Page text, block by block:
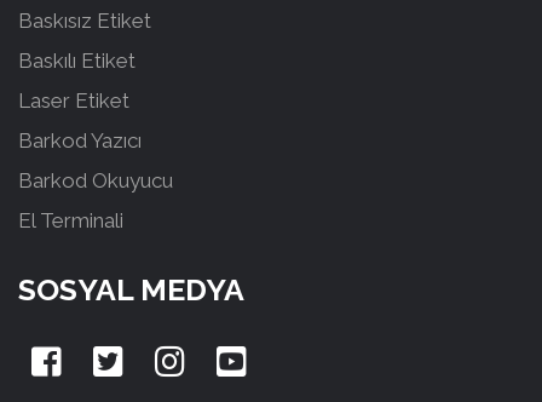
Baskısız Etiket
Baskılı Etiket
Laser Etiket
Barkod Yazıcı
Barkod Okuyucu
El Terminali
SOSYAL MEDYA